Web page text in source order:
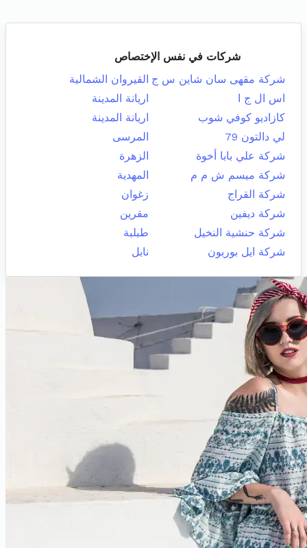
شركات في نفس الإختصاص
شركة مقهى سان شاين س ج القيروان الشمالية
اس ال ج ا
اريانة المدينة
كازاديو كوفي شوب
اريانة المدينة
لي دالتون 79
المرسى
شركة علي بابا أخوة
الزهرة
شركة ميسم ش م م
المهدية
شركة القراج
زغوان
شركة ديفين
مقرين
شركة حنشية النخيل
طبلبة
شركة ايل بوربون
نابل